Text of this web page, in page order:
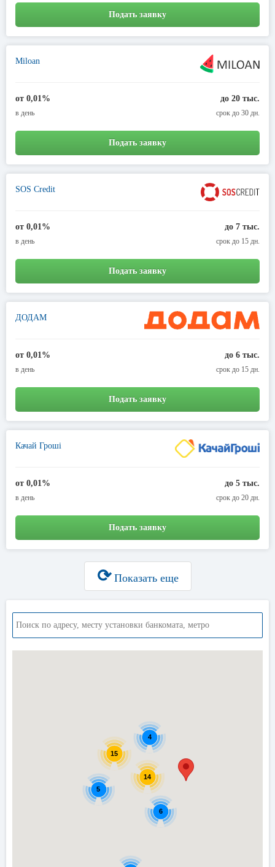
Подать заявку
Miloan
от 0,01%
в день
до 20 тыс.
срок до 30 дн.
Подать заявку
SOS Credit
от 0,01%
в день
до 7 тыс.
срок до 15 дн.
Подать заявку
ДОДАМ
от 0,01%
в день
до 6 тыс.
срок до 15 дн.
Подать заявку
Качай Гроші
от 0,01%
в день
до 5 тыс.
срок до 20 дн.
Подать заявку
⟳Показать еще
15
14
6
5
4